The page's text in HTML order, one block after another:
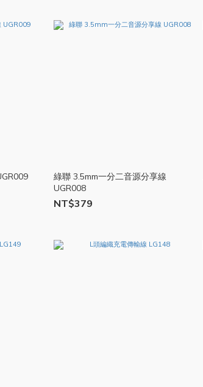
綠聯 3.5mm一分二音源分享線
UGR008
NT$379